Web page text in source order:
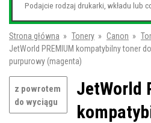
Strona główna » Tonery » Canon »
JetWorld PREMIUM kompatybilny toner
purpurowy (magenta)
z powrotem
do wyciągu
JetWorld